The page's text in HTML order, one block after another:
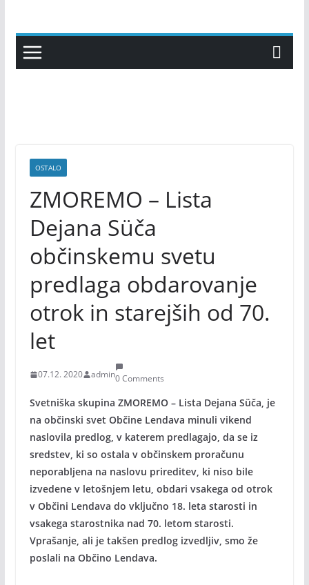
content
OSTALO
ZMOREMO – Lista
Dejana Süča
občinskemu svetu
predlaga obdarovanje
otrok in starejših od 70.
let
07.12. 2020 admin0 Comments
Svetniška skupina ZMOREMO – Lista Dejana Süča, je
na občinski svet Občine Lendava minuli vikend
naslovila predlog, v katerem predlagajo, da se iz
sredstev, ki so ostala v občinskem proračunu
neporabljena na naslovu prireditev, ki niso bile
izvedene v letošnjem letu, obdari vsakega od otrok
v Občini Lendava do vključno 18. leta starosti in
vsakega starostnika nad 70. letom starosti.
Vprašanje, ali je takšen predlog izvedljiv, smo že
poslali na Občino Lendava.